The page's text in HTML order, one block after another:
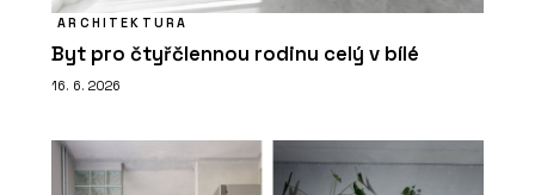
ARCHITEKTURA
Byt pro čtyřčlennou rodinu celý v bílé
16. 6. 2026